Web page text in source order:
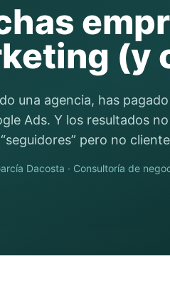
(y
una agencia, has
Ads. Y los resultados
pero no
Dacosta · Consultoría de